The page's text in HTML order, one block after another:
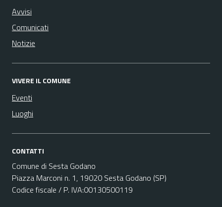
Avvisi
Comunicati
Notizie
VIVERE IL COMUNE
Eventi
Luoghi
CONTATTI
Comune di Sesta Godano
Piazza Marconi n. 1, 19020 Sesta Godano (SP)
Codice fiscale / P. IVA:00130500119